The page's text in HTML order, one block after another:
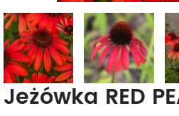
Jeżówka RED